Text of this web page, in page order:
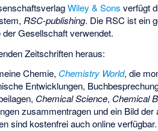
Wiley & Sons verfügt
RSC-publishing. Die RSC ist ein
Gesellschaft verwendet.
Zeitschriften heraus:
Chemie, Chemistry World, die
Entwicklungen,
Chemical Science, Chemical
zusammentragen und ein Bild
sind kostenfrei auch online verfügbar.